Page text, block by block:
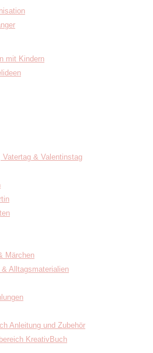
mit Kindern
Vatertag & Valentinstag
Märchen
Alltagsmaterialien
Anleitung und Zubehör
KreativBuch